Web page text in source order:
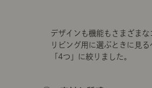
デザインも機能もさまざまな
リビング用に選ぶときに見る
「4つ」に絞りました。